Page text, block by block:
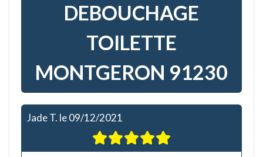
DEBOUCHAGE
TOILETTE
MONTGERON 91230
Jade T. le09/12/2021